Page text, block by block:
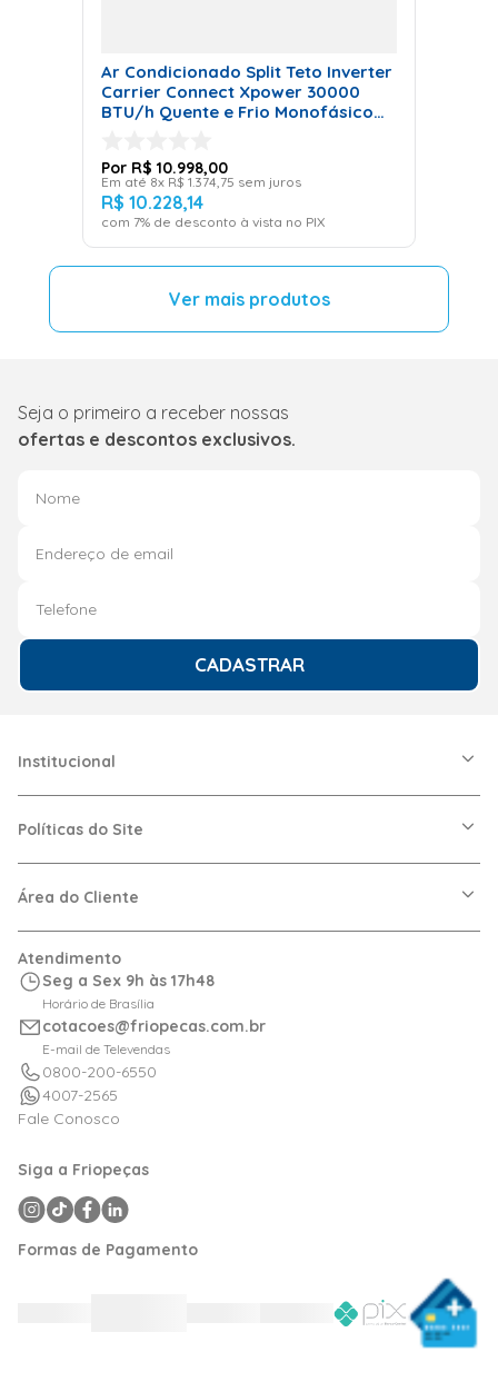
Ar Condicionado Split Teto Inverter
Carrier Connect Xpower 30000
BTU/h Quente e Frio Monofásico
R$ 10.998,00
Em até 8x R$ 1.374,75 sem juros
R$ 10.228,14
com 7% de desconto à vista no PIX
Seja o primeiro a receber nossas
ofertas e descontos exclusivos.
CADASTRAR
Institucional
Nossas Lojas
Dúvidas Frequentes
Políticas do Site
Política de Privacidade
Logística
Área do Cliente
Meus Pedidos
Calculadora de BTUs
Portal de Boletos
Orçamentos
Atendimento
Seg a Sex 9h às 17h48
Horário de Brasília
cotacoes@friopecas.com.br
E-mail de Televendas
0800-200-6550
4007-2565
Fale Conosco
Siga a Friopeças
Formas de Pagamento